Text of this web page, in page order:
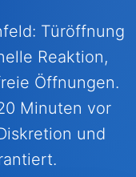
Türöffnung
Reaktion,
Öffnungen.
Minuten vor
und